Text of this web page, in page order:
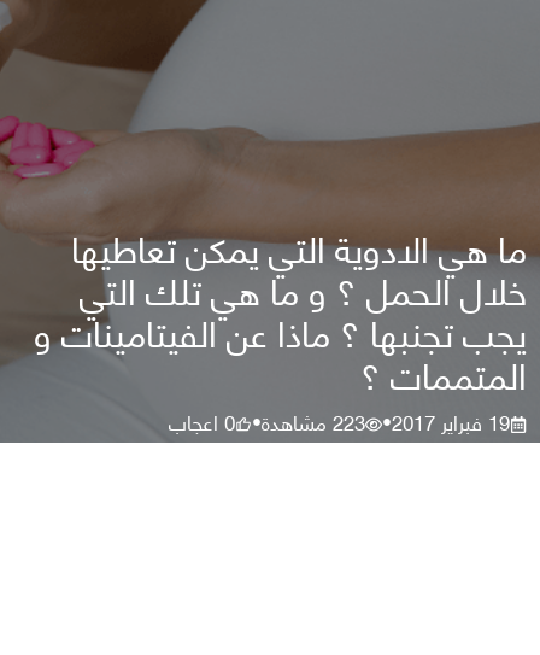
ما هي الادوية التي يمكن تعاطيها
خلال الحمل ؟ و ما هي تلك التي
يجب تجنبها ؟ ماذا عن الفيتامينات و
المتممات ؟
19 فبراير 2017 •
223مشاهدة•
0اعجاب